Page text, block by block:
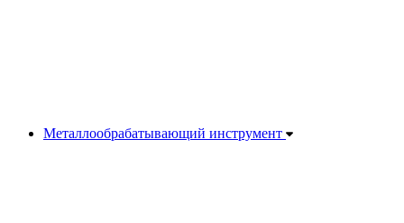
Металлообрабатывающий инструмент